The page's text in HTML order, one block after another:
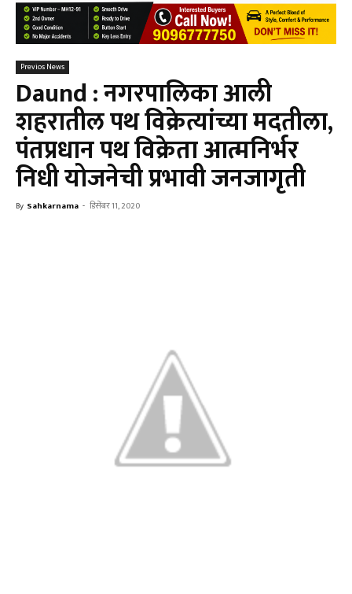
Previos News
Daund : नगरपालिका आली
शहरातील पथ विक्रेत्यांच्या मदतीला,
पंतप्रधान पथ विक्रेता आत्मनिर्भर
निधी योजनेची प्रभावी जनजागृती
By Sahkarnama - डिसेंबर 11, 2020